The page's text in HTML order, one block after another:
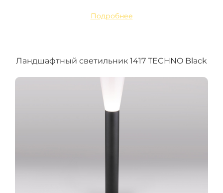
Подробнее
Ландшафтный светильник 1417 TECHNO Black